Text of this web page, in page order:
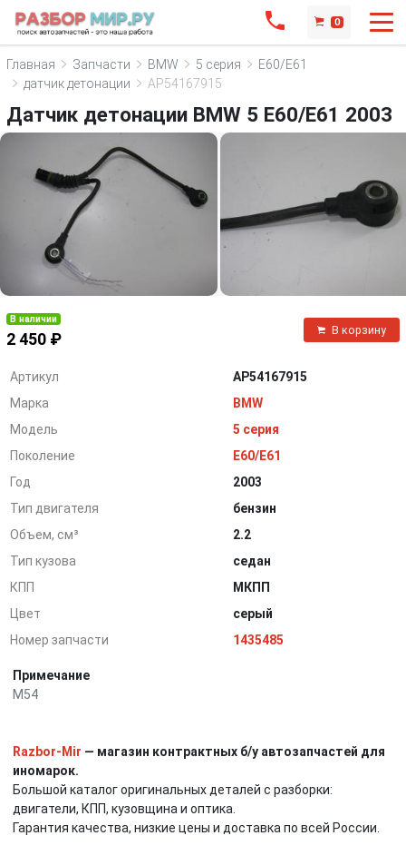
0
Главная Запчасти BMW 5 серия
E60/E61
датчик детонации
AP54167915
Датчик детонации BMW 5 E60/E61 2003
В наличии
2 450 ₽
В корзину
Артикул
AP54167915
Марка
BMW
Модель
5 серия
Поколение
E60/E61
Год
2003
Тип двигателя
бензин
Объем, см³
2.2
Тип кузова
седан
КПП
МКПП
Цвет
серый
Номер запчасти
1435485
Примечание
М54
Razbor-Mir — магазин контрактных б/у автозапчастей для
иномарок.
Большой каталог оригинальных деталей с разборки:
двигатели, КПП, кузовщина и оптика.
Гарантия качества, низкие цены и доставка по всей России.